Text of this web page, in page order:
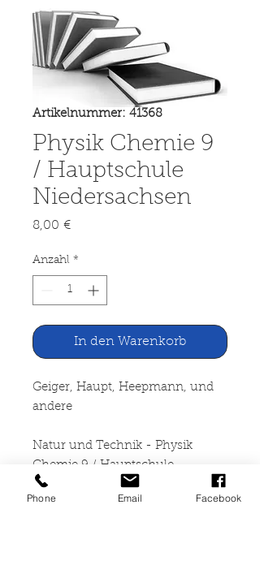
Artikelnummer: 41368
Physik Chemie 9
/ Hauptschule
Niedersachsen
8,00 €Preis
Anzahl *
In den Warenkorb
Geiger, Haupt, Heepmann, und
andere
Natur und Technik - Physik
Chemie 9 / Hauptschule
Niedersachsen
Phone Email Facebook